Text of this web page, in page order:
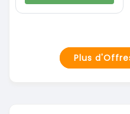
Plus